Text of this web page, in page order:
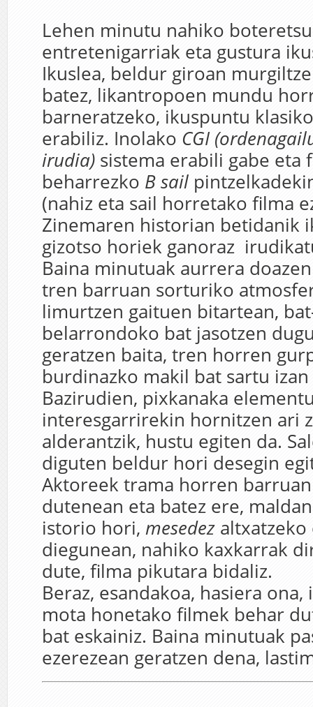
Lehen minutu nahiko
entretenigarriak eta gustura
Ikuslea, beldur giroan
batez, likantropoen mundu
barneratzeko, ikuspuntu
erabiliz. Inolako CGI
irudia) sistema erabili gabe eta
beharrezko B sail
(nahiz eta sail horretako filma
Zinemaren historian betidanik
gizotso horiek ganoraz
Baina minutuak aurrera
tren barruan sorturiko
limurtzen gaituen bitartean,
belarrondoko bat jasotzen
geratzen baita, tren horren
burdinazko makil bat sartu
Bazirudien, pixkanaka
interesgarrirekin hornitzen ari
alderantzik, hustu egiten da.
diguten beldur hori desegin
Aktoreek trama horren
dutenean eta batez ere,
istorio hori, mesedez
diegunean, nahiko kaxkarrak
dute, filma pikutara bidaliz.
Beraz, esandakoa, hasiera
mota honetako filmek behar
bat eskainiz. Baina minutuak
ezerezean geratzen dena,